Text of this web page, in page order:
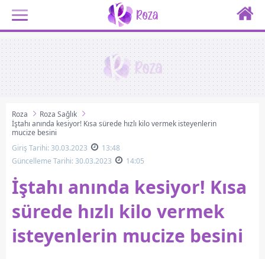
Roza
Roza Sağlık
İştahı anında kesiyor! Kısa sürede hızlı kilo vermek isteyenlerin
mucize besini
Giriş Tarihi: 30.03.2023
13:48
Güncelleme Tarihi: 30.03.2023
14:05
İştahı anında kesiyor! Kısa
sürede hızlı kilo vermek
isteyenlerin mucize besini